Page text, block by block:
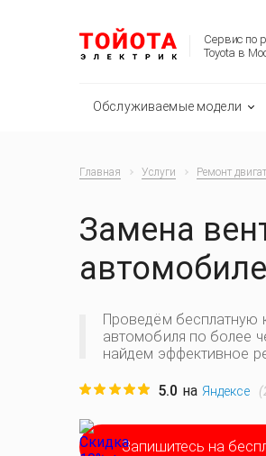
Сервис по
Toyota в
Обслуживаемые модели
Главная Услуги Ремонт
Замена
Проведём бесплатную
автомобиля по более
найдем эффективное
5.0 на Яндексе (
Запишитесь на